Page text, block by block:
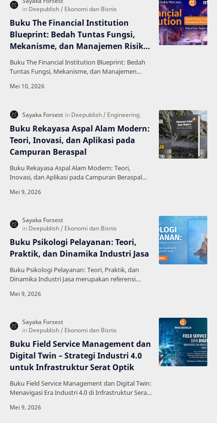
Buku The Financial Institution
Blueprint: Bedah Tuntas Fungsi,
Mekanisme, dan Manajemen Risiko
Lembaga Keuangan
Buku The Financial Institution Blueprint: Bedah
Tuntas Fungsi, Mekanisme, dan Manajemen
komprehensif yang…
Buku Rekayasa Aspal Alam Modern:
Teori, Inovasi, dan Aplikasi pada
Campuran Beraspal
Buku Rekayasa Aspal Alam Modern: Teori,
Inovasi, dan Aplikasi pada Campuran Beraspal
teknik sipil, pene…
Buku Psikologi Pelayanan: Teori,
Praktik, dan Dinamika Industri Jasa
Buku Psikologi Pelayanan: Teori, Praktik, dan
Dinamika Industri Jasa merupakan referensi
psikologi berperan p…
Buku Field Service Management dan
Digital Twin – Strategi Industri 4.0
untuk Infrastruktur Serat Optik
Buku Field Service Management dan Digital Twin:
Menavigasi Era Industri 4.0 di Infrastruktur Serat
profesio…